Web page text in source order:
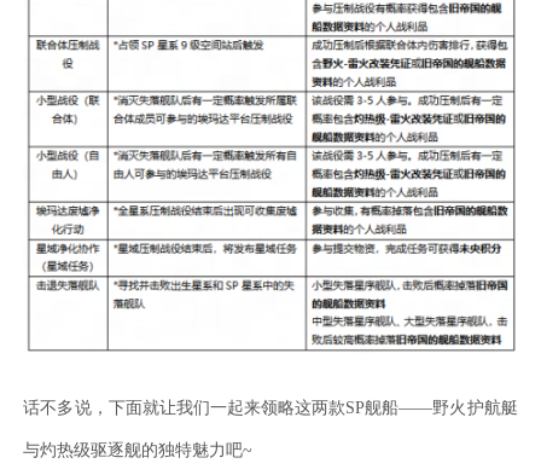
话不多说，下面就让我们一起来领略这两款SP舰船——野火护航艇
与灼热级驱逐舰的独特魅力吧~